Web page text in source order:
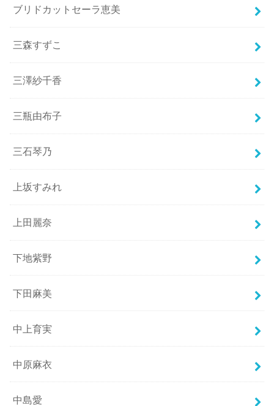
ブリドカットセーラ恵美
三森すずこ
三澤紗千香
三瓶由布子
三石琴乃
上坂すみれ
上田麗奈
下地紫野
下田麻美
中上育実
中原麻衣
中島愛